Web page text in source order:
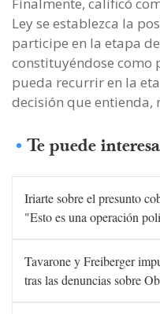
Ley se establezca la
participe en la etapa
constituyéndose como
pueda recurrir en la
decisión que entienda,
Te puede
Iriarte sobre el presunto
"Esto es una operación
Tavarone y Freiberger
tras las denuncias sobre